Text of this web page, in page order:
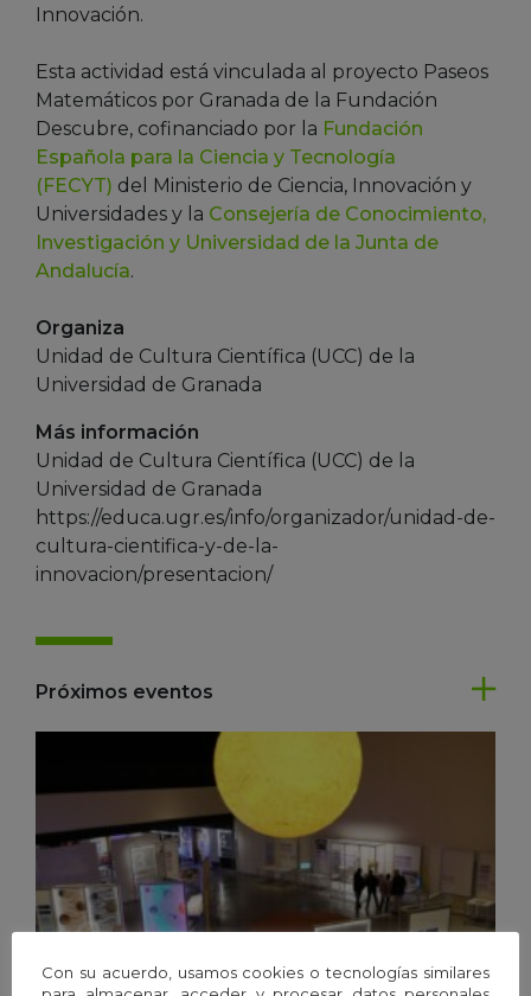
Innovación.
Esta actividad está vinculada al proyecto Paseos
Matemáticos por Granada de la Fundación
Descubre, cofinanciado por la Fundación
Española para la Ciencia y Tecnología
(FECYT) del Ministerio de Ciencia, Innovación y
Universidades y la Consejería de Conocimiento,
Investigación y Universidad de la Junta de
Andalucía.
Organiza
Unidad de Cultura Científica (UCC) de la
Universidad de Granada
Más información
Unidad de Cultura Científica (UCC) de la
Universidad de Granada
https://educa.ugr.es/info/organizador/unidad-de-
cultura-cientifica-y-de-la-
innovacion/presentacion/
Próximos eventos
Con su acuerdo, usamos cookies o tecnologías similares